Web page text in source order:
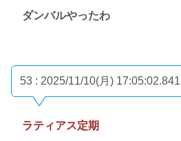
ダンバルやったわ
53 : 2025/11/10(月) 17:05:02.841
ラティアス定期